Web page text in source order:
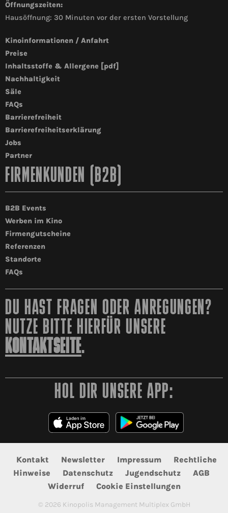
Öffnungszeiten:
Hausöffnung: 30 Minuten vor der ersten Vorstellung
Kinoinformationen / Anfahrt
Preise
Inhaltsstoffe & Allergene [pdf]
Nachhaltigkeit
Säle
FAQs
Barrierefreiheit
Barrierefreiheitserklärung
Jobs
Partner
FIRMENKUNDEN (B2B)
B2B Events
Werben im Kino
Firmengutscheine
Referenzen
Standorte
FAQs
DU HAST FRAGEN ODER ANREGUNGEN?
NUTZE BITTE HIERFÜR UNSERE
KONTAKTSEITE.
HOL DIR UNSERE APP:
Kontakt Newsletter Impressum
Rechtliche
Hinweise
Datenschutz Jugendschutz
AGB
Widerruf
Cookie Einstellungen
© 2026 Kinopolis Management Multiplex GmbH